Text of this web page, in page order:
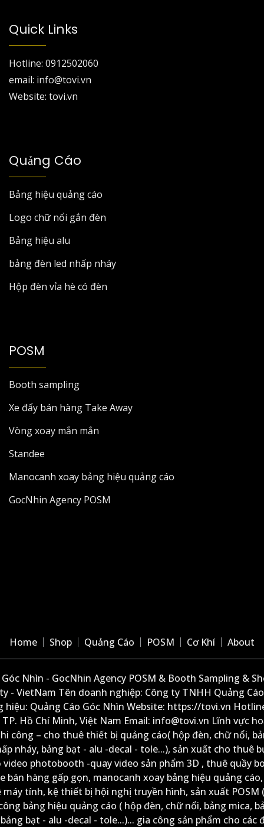
Quick Links
Hotline: 0912502060
email: info@tovi.vn
Website: tovi.vn
Quảng Cáo
Bảng hiệu quảng cáo
Logo chữ nổi gắn đèn
Bảng hiệu alu
bảng đèn led nhấp nháy
Hộp đèn vỉa hè có đèn
POSM
Booth sampling
Xe đẩy bán hàng Take Away
Vòng xoay mắn mắn
Standee
Manocanh xoay bảng hiệu quảng cáo
GocNhin Agency POSM
Home Shop Quảng Cáo POSM Cơ Khí About
Nhìn - GocNhin Agency POSM & Booth Sampling &
- VietNam Tên doanh nghiệp: Công ty TNHH Quảng
Quảng Cáo Góc Nhìn Website: https://tovi.vn
Hồ Chí Minh, Việt Nam Email: info@tovi.vn Lĩnh vực
công – cho thuê thiết bị quảng cáo( hộp đèn, chữ nổi,
nháy, bảng bạt - alu -decal - tole...), sản xuất cho thuê
photobooth -quay video sản phẩm 3D , thuê quầy
bán hàng gấp gọn, manocanh xoay bảng hiệu quảng
tính, kệ thiết bị hội nghị truyền hình, sản xuất POSM
bảng hiệu quảng cáo ( hộp đèn, chữ nổi, bảng mica,
bạt - alu -decal - tole...)... gia công sản phẩm cho các